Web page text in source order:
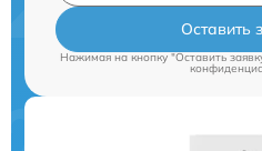
Оставить
Нажимая на кнопку "Оставить